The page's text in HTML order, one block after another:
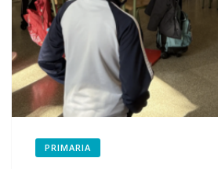
PRIMARIA